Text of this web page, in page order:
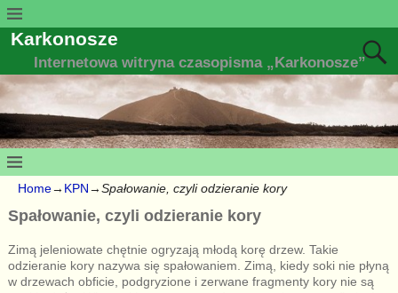
Karkonosze
Internetowa witryna czasopisma „Karkonosze”
Home→ KPN→Spałowanie, czyli odzieranie kory
Spałowanie, czyli odzieranie kory
Zimą jeleniowate chętnie ogryzają młodą korę drzew. Takie
odzieranie kory nazywa się spałowaniem. Zimą, kiedy soki nie płyną
w drzewach obficie, podgryzione i zerwane fragmenty kory nie są